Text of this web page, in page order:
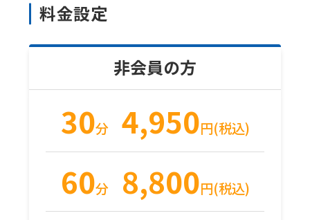
料金設定
非会員の方
30分 4,950円(税込)
60分 8,800円(税込)
the
content.
that
you